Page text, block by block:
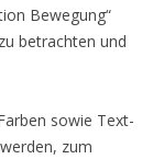
Bewegung“
betrachten und
sowie Text-
zum